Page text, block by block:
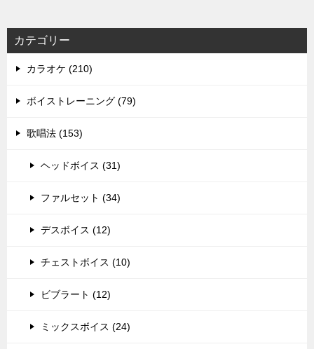
カテゴリー
カラオケ (210)
ボイストレーニング (79)
歌唱法 (153)
ヘッドボイス (31)
ファルセット (34)
デスボイス (12)
チェストボイス (10)
ビブラート (12)
ミックスボイス (24)